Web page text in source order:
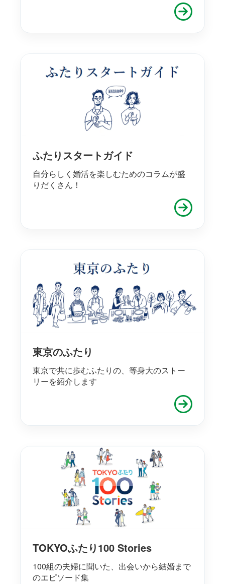
ふたりスタートガイド
自分らしく婚活を楽しむためのコラムが盛
りだくさん！
東京のふたり
東京で共に歩むふたりの、等身大のストー
リーを紹介します
TOKYOふたり100 Stories
100組の夫婦に聞いた、出会いから結婚まで
のエピソード集